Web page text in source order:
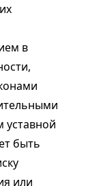
в
уставной
быть
или